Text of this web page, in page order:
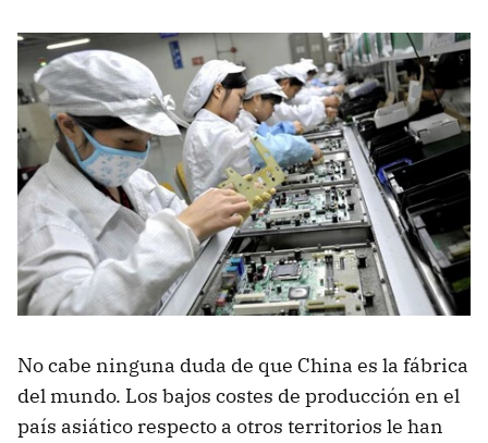
No cabe ninguna duda de que China es la fábrica
del mundo. Los bajos costes de producción en el
país asiático respecto a otros territorios le han